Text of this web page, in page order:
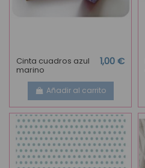
Cinta cuadros azul
marino
1,00 €
Añadir al carrito